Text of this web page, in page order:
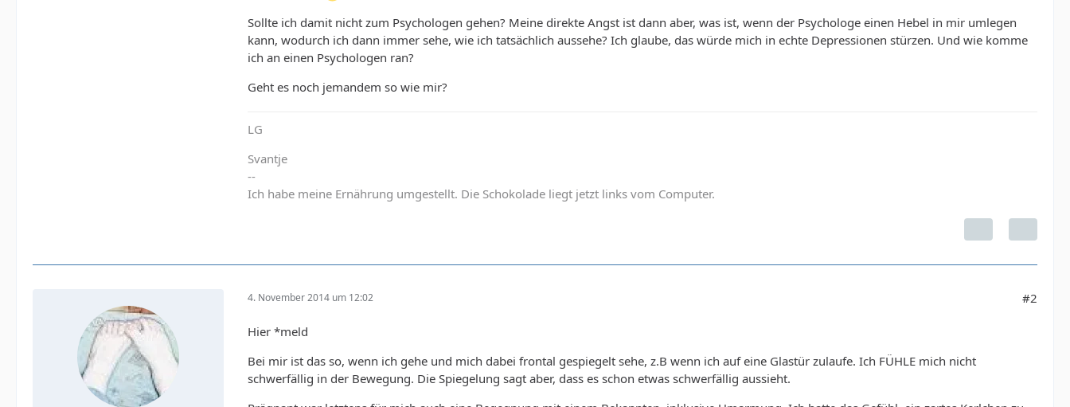
Sollte ich damit nicht zum Psychologen gehen? Meine direkte Angst ist dann aber, was ist, wenn der Psychologe einen Hebel in mir umlegen
kann, wodurch ich dann immer sehe, wie ich tatsächlich aussehe? Ich glaube, das würde mich in echte Depressionen stürzen. Und wie komme
ich an einen Psychologen ran?
Geht es noch jemandem so wie mir?
LG
Svantje
--
Ich habe meine Ernährung umgestellt. Die Schokolade liegt jetzt links vom Computer.
4. November 2014 um 12:02 #2
Hier *meld
Bei mir ist das so, wenn ich gehe und mich dabei frontal gespiegelt sehe, z.B wenn ich auf eine Glastür zulaufe. Ich FÜHLE mich nicht
schwerfällig in der Bewegung. Die Spiegelung sagt aber, dass es schon etwas schwerfällig aussieht.